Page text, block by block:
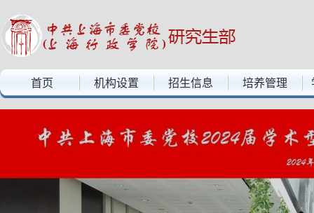
中共上海市委党校上海行政学院——研究生部
首页 机构设置 招生信息 培养管理